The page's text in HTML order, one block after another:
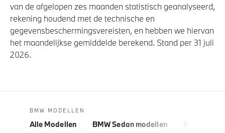
van de afgelopen zes maanden statistisch geanalyseerd,
rekening houdend met de technische en
gegevensbeschermingsvereisten, en hebben we hiervan
het maandelijkse gemiddelde berekend. Stand per 31 juli
2026.
BMW MODELLEN
Alle Modellen BMW Sedan modellen